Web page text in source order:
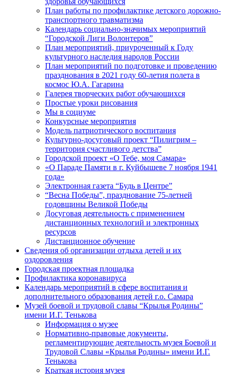
План работы по профилактике детского дорожно-
транспортного травматизма
Календарь социально-значимых мероприятий
“Городской Лиги Волонтеров”
План мероприятий, приуроченный к Году
культурного наследия народов России
План мероприятий по подготовке и проведению
празднования в 2021 году 60-летия полета в
космос Ю.А. Гагарина
Галерея творческих работ обучающихся
Простые уроки рисования
Мы в социуме
Конкурсные мероприятия
Модель патриотического воспитания
Культурно-досуговый проект “Пилигрим –
территория счастливого детства”
Городской проект «О Тебе, моя Самара»
«О Параде Памяти в г. Куйбышеве 7 ноября 1941
года»
Электронная газета “Будь в Центре”
“Весна Победы”, празднование 75-летней
годовщины Великой Победы
Досуговая деятельность с применением
дистанционных технологий и электронных
ресурсов
Дистанционное обучение
Сведения об организации отдыха детей и их
оздоровления
Городская проектная площадка
Профилактика коронавируса
Календарь мероприятий в сфере воспитания и
дополнительного образования детей г.о. Самара
Музей боевой и трудовой славы “Крылья Родины”
имени И.Г. Тенькова
Информация о музее
Нормативно-правовые документы,
регламентирующие деятельность музея Боевой и
Трудовой Славы «Крылья Родины» имени И.Г.
Тенькова
Краткая история музея